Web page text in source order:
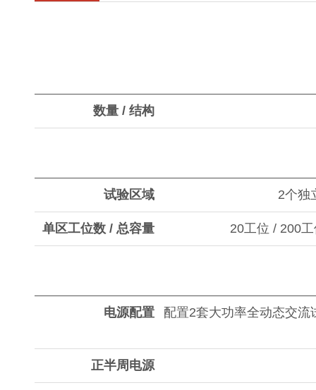
数量 / 结构
试验区域 2个独
单区工位数 / 总容量 20工位 / 200
电源配置 配置2套大功率全动态交
正半周电源